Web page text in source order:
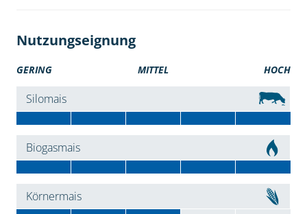
Nutzungseignung
GERING MITTEL HOCH
Silomais
Biogasmais
Körnermais